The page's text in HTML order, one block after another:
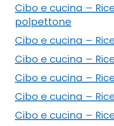
Cibo e cucina –
polpettone
Cibo e cucina –
Cibo e cucina –
Cibo e cucina –
Cibo e cucina –
Cibo e cucina –